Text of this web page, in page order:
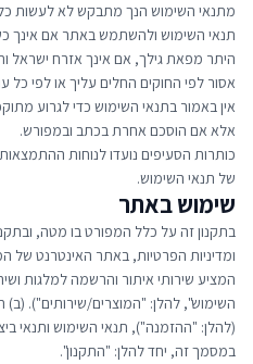
מתנאי השימוש הנך מתבקש לא לעשות
תנאי השימוש ולהשתמש באתר אם אינך
היתר מפאת גילך, אם אינך אזרח ישראל
אסור לפי החוקים החלים עליך או לפי כל
אין באמור בתנאי השימוש כדי לגרוע
אלא אם הוסכם אחרת בכתב ובמפורש.
כותרות הסעיפים נועדו לנוחות
של תנאי השימוש.
שימוש באתר
בתקנון זה על כלל המפורט בו מטה,
ומדיניות הפרטיות, באתר האינטרנט של
המציע שירותי איתור והרשמה למלגות
השימוש", להלן: "המוצרים/שירותים").
(להלן: "ההזמנה"), תנאי השימוש ותנאי
במסמך זה, יחד להלן: "התקנון".